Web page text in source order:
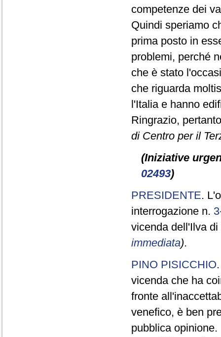
competenze dei
Quindi speriamo
prima posto in
problemi, perché
che è stato
che riguarda
l'Italia e hanno
Ringrazio,
di Centro per il
(Iniziative
02493)
PRESIDENTE.
interrogazione n.
vicenda dell'Ilva
immediata).
PINO PISICCHIO
vicenda che ha
fronte
venefico, è ben
pubblica opinione.